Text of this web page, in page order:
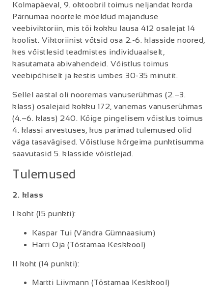
Kolmapäeval, 9. oktoobril toimus neljandat korda
Pärnumaa noortele mõeldud majanduse
veebiviktoriin, mis tõi kokku lausa 412 osalejat 14
koolist. Viktoriinist võtsid osa 2.-6. klasside noored,
kes võistlesid teadmistes individuaalselt,
kasutamata abivahendeid. Võistlus toimus
veebipõhiselt ja kestis umbes 30-35 minutit.
Sellel aastal oli nooremas vanuserühmas (2.–3.
klass) osalejaid kokku 172, vanemas vanuserühmas
(4.–6. klass) 240. Kõige pingelisem võistlus toimus
4. klassi arvestuses, kus parimad tulemused olid
väga tasavägised. Võistluse kõrgeima punktisumma
saavutasid 5. klasside võistlejad.
Tulemused
2. klass
I koht (15 punkti):
Kaspar Tui (Vändra Gümnaasium)
Harri Oja (Tõstamaa Keskkool)
II koht (14 punkti):
Martti Liivmann (Tõstamaa Keskkool)